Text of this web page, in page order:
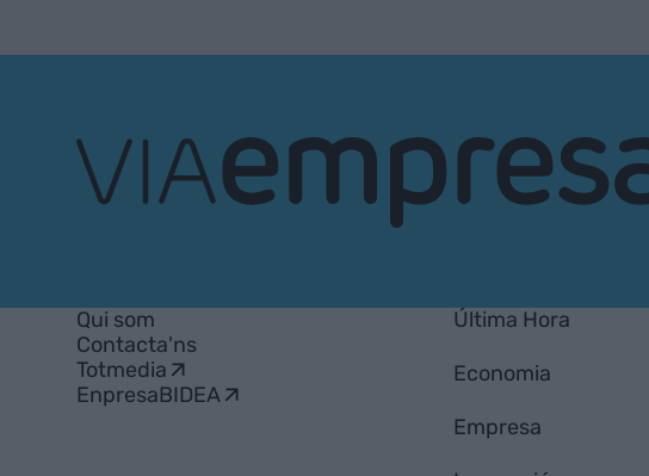
Qui som
Contacta'ns
Totmedia
EnpresaBIDEA
Última Hora
Economia
Empresa